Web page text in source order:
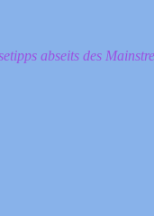
abseits des